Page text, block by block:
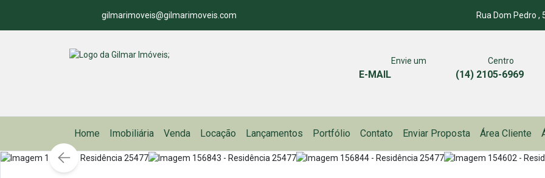
gilmarimoveis@gilmarimoveis.com Rua Dom Pedro ,
Envie um
E-MAIL
Centro
(14) 2105-6969
Home Imobiliária Venda Locação Lançamentos Portfólio Contato Enviar Proposta Área Cliente